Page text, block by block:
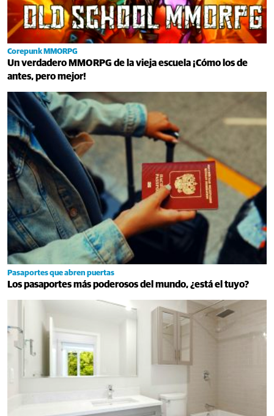
Corepunk MMORPG
Un verdadero MMORPG de la vieja escuela ¡Cómo los de
antes, pero mejor!
Pasaportes que abren puertas
Los pasaportes más poderosos del mundo, ¿está el tuyo?